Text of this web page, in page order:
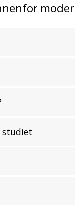
studiet